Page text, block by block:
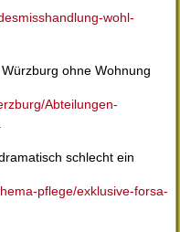
wohl-
ohne Wohnung
Abteilungen-
schlecht ein
pflege/exklusive-forsa-